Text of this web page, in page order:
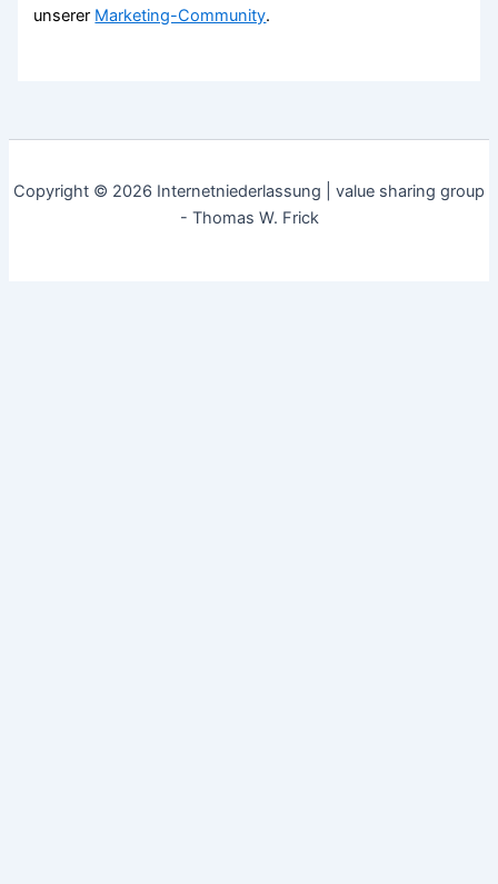
unserer Marketing-Community.
Copyright © 2026 Internetniederlassung | value sharing group
- Thomas W. Frick